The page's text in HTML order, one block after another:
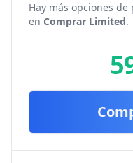
Hay más opciones
en Comprar Limited.